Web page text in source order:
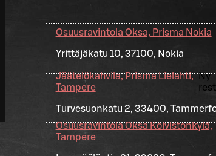
Osuusravintola Oksa, Prisma Nokia
Yrittäjäkatu 10, 37100, Nokia
Jäätelökahvila, Prisma Lielahti,
Tampere
Ny
Turvesuonkatu 2, 33400,
Osuusravintola Oksa Koivistonkylä,
Tampere